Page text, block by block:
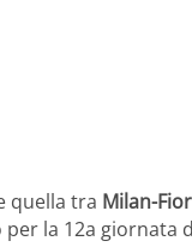
quella tra Milan-
la 12a giornata